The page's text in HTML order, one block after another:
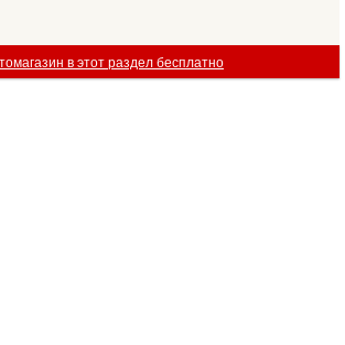
в этот раздел бесплатно